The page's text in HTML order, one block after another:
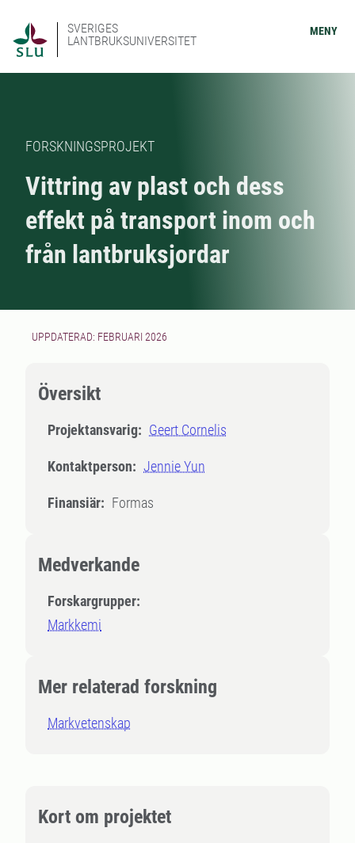
SVERIGES
LANTBRUKSUNIVERSITET
MENY
FORSKNINGSPROJEKT
Vittring av plast och dess
effekt på transport inom och
från lantbruksjordar
UPPDATERAD: FEBRUARI 2026
Översikt
Projektansvarig: Geert Cornelis
Kontaktperson: Jennie Yun
Finansiär: Formas
Medverkande
Forskargrupper:
Markkemi
Mer relaterad forskning
Markvetenskap
Kort om projektet